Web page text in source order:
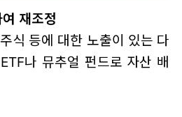
재조정
식 등에 대한 노출이 있는 다
나 뮤추얼 펀드로 자산 배